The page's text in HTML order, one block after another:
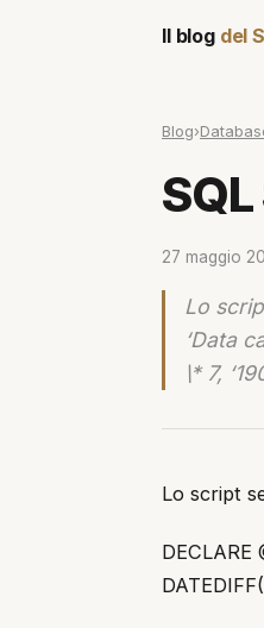
Il blog del
Blog›
27 maggio
Lo
‘Data
\* 7,
Lo script
DECLARE